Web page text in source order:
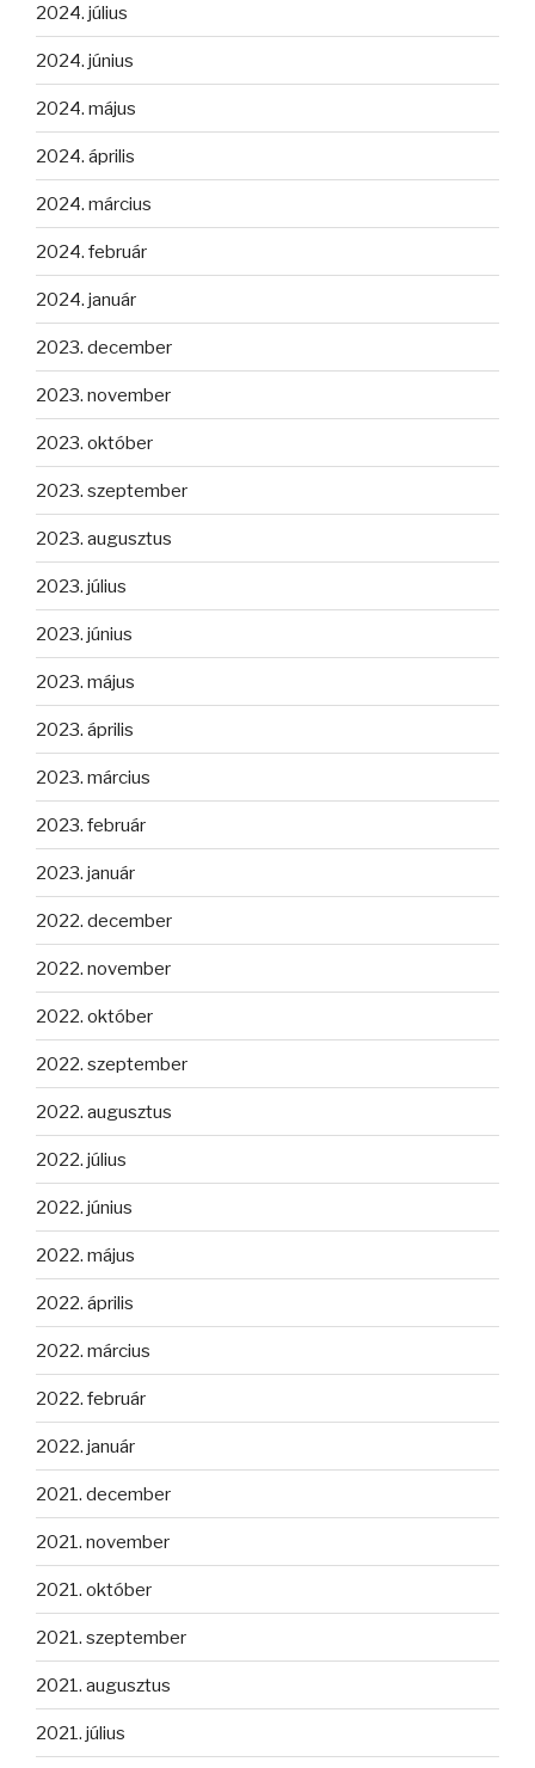
2024. július
2024. június
2024. május
2024. április
2024. március
2024. február
2024. január
2023. december
2023. november
2023. október
2023. szeptember
2023. augusztus
2023. július
2023. június
2023. május
2023. április
2023. március
2023. február
2023. január
2022. december
2022. november
2022. október
2022. szeptember
2022. augusztus
2022. július
2022. június
2022. május
2022. április
2022. március
2022. február
2022. január
2021. december
2021. november
2021. október
2021. szeptember
2021. augusztus
2021. július